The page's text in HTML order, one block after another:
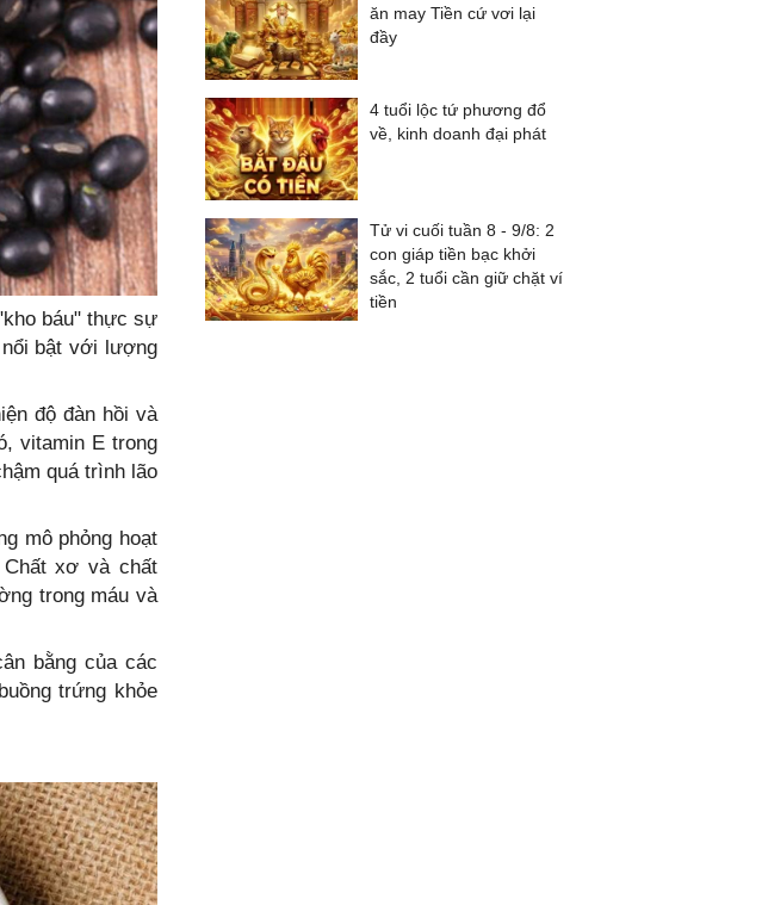
báu" thực sự
bật với lượng
độ đàn hồi và
vitamin E trong
quá trình lão
mô phỏng hoạt
xơ và chất
trong máu và
bằng của các
trứng khỏe
ăn may Tiền cứ vơi lại
đầy
4 tuổi lộc tứ phương đổ
về, kinh doanh đại phát
Tử vi cuối tuần 8 - 9/8: 2
con giáp tiền bạc khởi
sắc, 2 tuổi cần giữ chặt ví
tiền